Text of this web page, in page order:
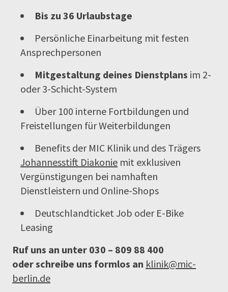
Bis zu 36 Urlaubstage
Persönliche Einarbeitung mit festen
Ansprechpersonen
Mitgestaltung deines Dienstplans im 2-
oder 3-Schicht-System
Über 100 interne Fortbildungen und
Freistellungen für Weiterbildungen
Benefits der MIC Klinik und des Trägers
Johannesstift Diakonie mit exklusiven
Vergünstigungen bei namhaften
Dienstleistern und Online-Shops
Deutschlandticket Job oder E-Bike
Leasing
Ruf uns an unter 030 – 809 88 400
oder schreibe uns formlos an klinik@mic-
berlin.de